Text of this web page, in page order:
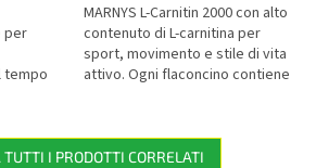
per
tempo
5,0
su
5
stelle.
MARNYS L-Carnitin 2000 con alto
contenuto di L-carnitina per
sport, movimento e stile di vita
attivo. Ogni flaconcino contiene
I PRODOTTI CORRELATI